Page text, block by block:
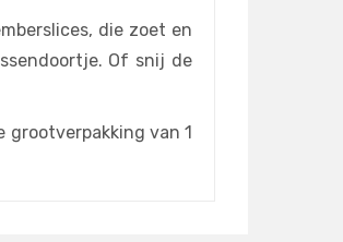
die zoet en
Of snij de
grootverpakking van 1